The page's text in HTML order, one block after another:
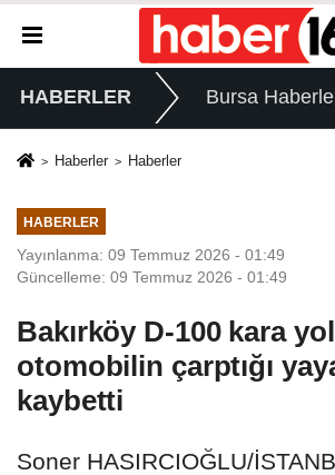
HABERLER Bursa
Haberler Haberler
HABERLER
Yayınlanma: 09 Temmuz 2026 - 01:49
Güncelleme: 09 Temmuz 2026 - 01:49
Bakırköy D-100 kara
otomobilin çarptığı
kaybetti
Soner HASIRCIOĞLU/